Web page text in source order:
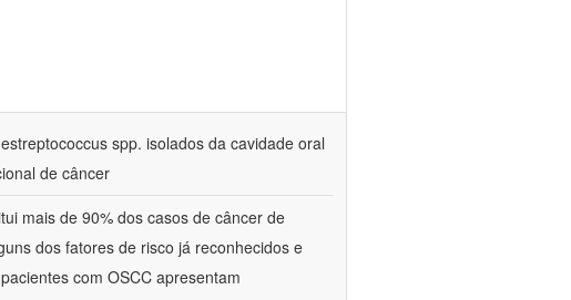
spp. isolados da cavidade oral
de câncer
mais de 90% dos casos de câncer de
dos fatores de risco já reconhecidos e
com OSCC apresentam